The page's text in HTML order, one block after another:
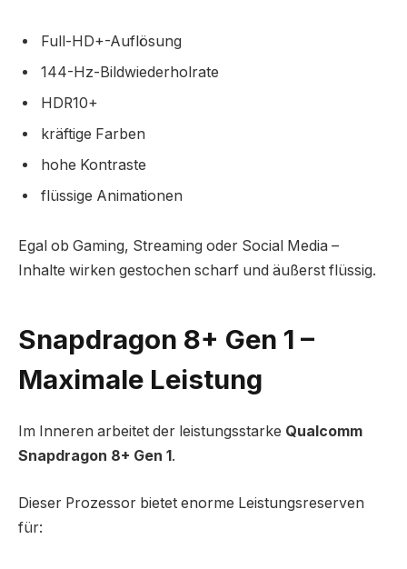
Full-HD+-Auflösung
144-Hz-Bildwiederholrate
HDR10+
kräftige Farben
hohe Kontraste
flüssige Animationen
Egal ob Gaming, Streaming oder Social Media –
Inhalte wirken gestochen scharf und äußerst flüssig.
Snapdragon 8+ Gen 1 –
Maximale Leistung
Im Inneren arbeitet der leistungsstarke Qualcomm
Snapdragon 8+ Gen 1.
Dieser Prozessor bietet enorme Leistungsreserven
für: